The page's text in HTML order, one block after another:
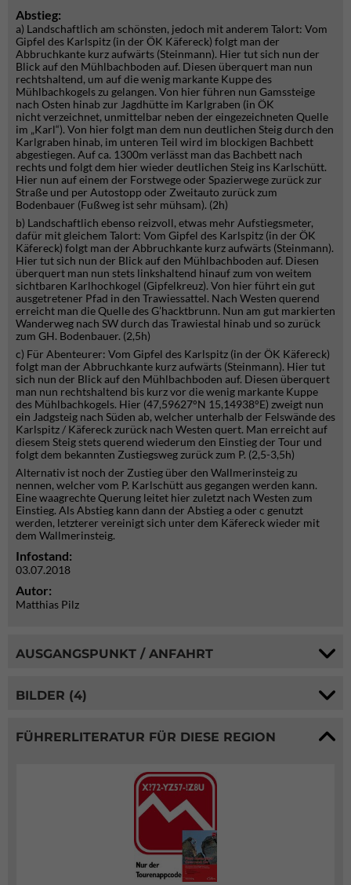
Abstieg:
a) Landschaftlich am schönsten, jedoch mit anderem Talort: Vom
Gipfel des Karlspitz (in der ÖK Käfereck) folgt man der
Abbruchkante kurz aufwärts (Steinmann). Hier tut sich nun der
Blick auf den Mühlbachboden auf. Diesen überquert man nun
rechtshaltend, um auf die wenig markante Kuppe des
Mühlbachkogels zu gelangen. Von hier führen nun Gamssteige
nach Osten hinab zur Jagdhütte im Karlgraben (in ÖK
nicht verzeichnet, unmittelbar neben der eingezeichneten Quelle
im „Karl“). Von hier folgt man dem nun deutlichen Steig durch den
Karlgraben hinab, im unteren Teil wird im blockigen Bachbett
abgestiegen. Auf ca. 1300m verlässt man das Bachbett nach
rechts und folgt dem hier wieder deutlichen Steig ins Karlschütt.
Hier nun auf einem der Forstwege oder Spazierwege zurück zur
Straße und per Autostopp oder Zweitauto zurück zum
Bodenbauer (Fußweg ist sehr mühsam). (2h)
b) Landschaftlich ebenso reizvoll, etwas mehr Aufstiegsmeter,
dafür mit gleichem Talort: Vom Gipfel des Karlspitz (in der ÖK
Käfereck) folgt man der Abbruchkante kurz aufwärts (Steinmann).
Hier tut sich nun der Blick auf den Mühlbachboden auf. Diesen
überquert man nun stets linkshaltend hinauf zum von weitem
sichtbaren Karlhochkogel (Gipfelkreuz). Von hier führt ein gut
ausgetretener Pfad in den Trawiessattel. Nach Westen querend
erreicht man die Quelle des G’hacktbrunn. Nun am gut markierten
Wanderweg nach SW durch das Trawiestal hinab und so zurück
zum GH. Bodenbauer. (2,5h)
c) Für Abenteurer: Vom Gipfel des Karlspitz (in der ÖK Käfereck)
folgt man der Abbruchkante kurz aufwärts (Steinmann). Hier tut
sich nun der Blick auf den Mühlbachboden auf. Diesen überquert
man nun rechtshaltend bis kurz vor die wenig markante Kuppe
des Mühlbachkogels. Hier (47,59627°N 15,14938°E) zweigt nun
ein Jadgsteig nach Süden ab, welcher unterhalb der Felswände des
Karlspitz / Käfereck zurück nach Westen quert. Man erreicht auf
diesem Steig stets querend wiederum den Einstieg der Tour und
folgt dem bekannten Zustiegsweg zurück zum P. (2,5-3,5h)
Alternativ ist noch der Zustieg über den Wallmerinsteig zu
nennen, welcher vom P. Karlschütt aus gegangen werden kann.
Eine waagrechte Querung leitet hier zuletzt nach Westen zum
Einstieg. Als Abstieg kann dann der Abstieg a oder c genutzt
werden, letzterer vereinigt sich unter dem Käfereck wieder mit
dem Wallmerinsteig.
Infostand:
03.07.2018
Autor:
Matthias Pilz
AUSGANGSPUNKT / ANFAHRT
BILDER (4)
FÜHRERLITERATUR FÜR DIESE REGION